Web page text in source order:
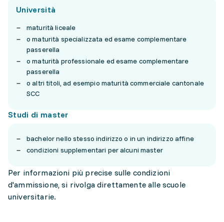
Università
maturità liceale
o maturità specializzata ed esame complementare
passerella
o maturità professionale ed esame complementare
passerella
o altri titoli, ad esempio maturità commerciale cantonale
SCC
Studi di master
bachelor nello stesso indirizzo o in un indirizzo affine
condizioni supplementari per alcuni master
Per informazioni più precise sulle condizioni
d'ammissione, si rivolga direttamente alle scuole
universitarie.